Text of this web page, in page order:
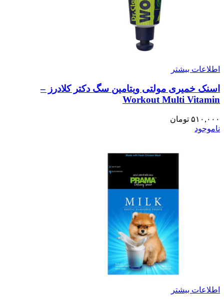
اطلاعات بیشتر
اسنک خمیری مولتی ویتامین سگ دکتر کلادرز –
Workout Multi Vitamin
۵۱۰,۰۰۰ تومان
ناموجود
اطلاعات بیشتر